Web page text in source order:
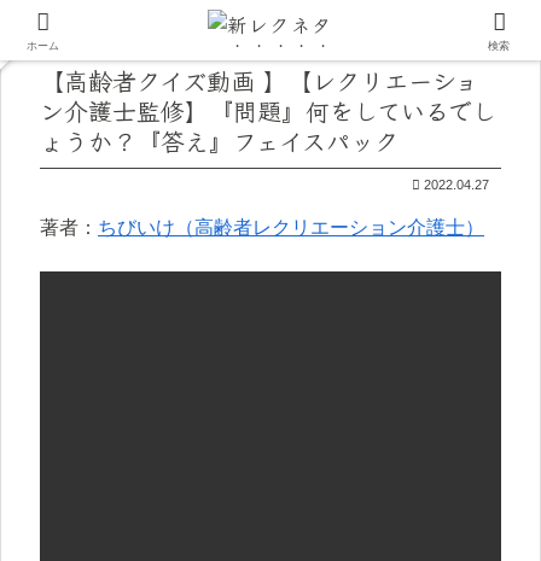
【高齢者クイズ動画 】【レクリエーショ
ン介護士監修】『問題』何をしているでし
ょうか？『答え』フェイスパック
2022.04.27
著者： ちびいけ（高齢者レクリエーション介護士）
ホーム 検索